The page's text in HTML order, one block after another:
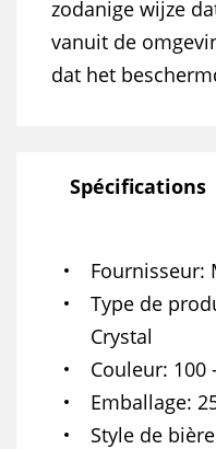
zodanige wijze
vanuit de
dat het
Spécifications
Fournisseur
Type de
Crystal
Couleur 100
Emballage
Style de bière